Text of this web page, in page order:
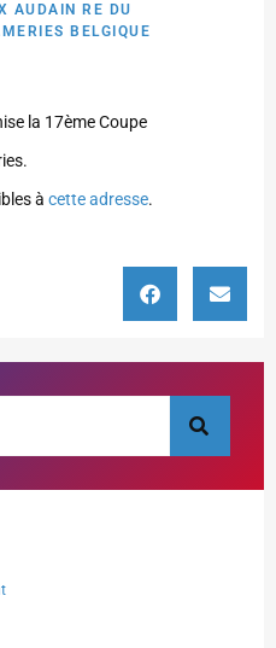
AUDAIN RE DU
BELGIQUE
la 17ème Coupe
à cette adresse.